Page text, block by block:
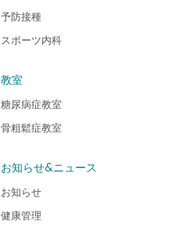
予防接種
スポーツ内科
教室
糖尿病症教室
骨粗鬆症教室
お知らせ&ニュース
お知らせ
健康管理